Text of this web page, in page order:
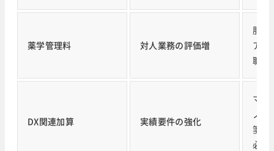
薬学管理料 対人業務の評価増
服薬
アッ
職種
DX関連加算 実績要件の強化
マイ
ノ
箋・
必須